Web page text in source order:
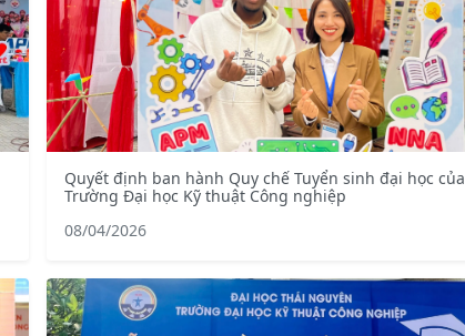
Quyết định ban hành Quy chế Tuyển sinh đại học của
Trường Đại học Kỹ thuật Công nghiệp
08/04/2026